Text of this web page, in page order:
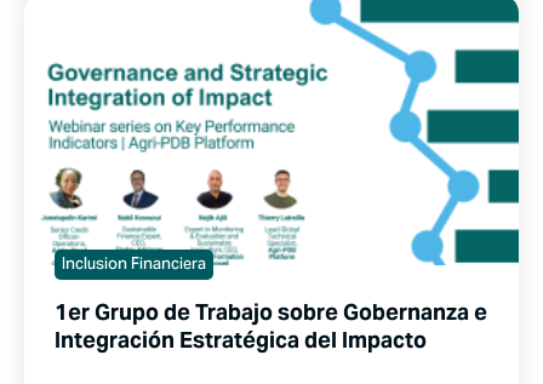
Inclusion Financiera
1er Grupo de Trabajo sobre Gobernanza e
Integración Estratégica del Impacto